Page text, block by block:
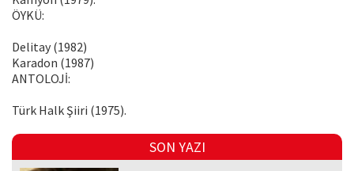
ÖYKÜ:
Delitay (1982)
Karadon (1987)
ANTOLOJİ:
Türk Halk Şiiri (1975).
SON YAZI